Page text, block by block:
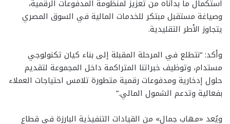
استكمال ما بدأناه من تعزيز لمنظومة المدفوعات الرقمية،
وصياغة مستقبل مبتكر للخدمات المالية في السوق المصري
يتجاوز الأطر التقليدية.
وأكد: “نتطلع في المرحلة المقبلة إلى بناء كيان تكنولوجي
مستدام، وتوظيف خبراتنا المتراكمة داخل المجموعة لتقديم
حلول إدخارية ومدفوعات رقمية متطورة تلامس احتياجات العملاء
بفعالية وتدعم الشمول المالي.”
ويُعد «مهاب جمال» من القيادات التنفيذية البارزة في قطاع